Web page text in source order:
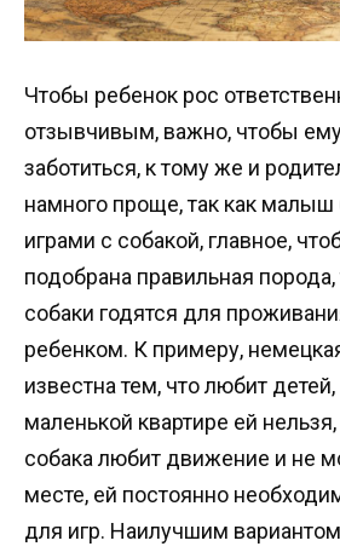
Чтобы ребенок рос
отзывчивым, важно, чтобы
заботиться, к тому же и
намного проще, так как малыш
играми с собакой, главное,
подобрана правильная порода,
собаки годятся для
ребенком. К примеру,
известна тем, что любит
маленькой квартире ей нельзя,
собака любит движение и не
месте, ей постоянно
для игр. Наилучшим